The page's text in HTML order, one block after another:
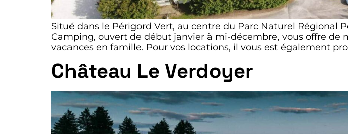
Situé dans le Périgord Vert, au centre du Parc Naturel Régional
Camping, ouvert de début janvier à mi-décembre, vous offre
vacances en famille. Pour vos locations, il vous est également
Château Le Verdoyer